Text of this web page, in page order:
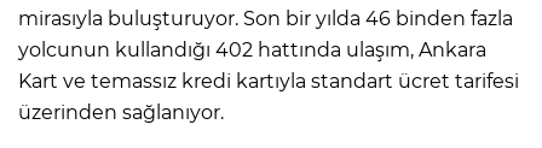
mirasıyla buluşturuyor. Son bir yılda 46 binden fazla
yolcunun kullandığı 402 hattında ulaşım, Ankara
Kart ve temassız kredi kartıyla standart ücret tarifesi
üzerinden sağlanıyor.